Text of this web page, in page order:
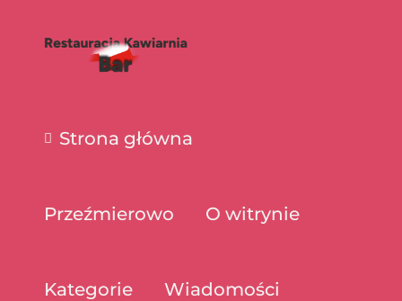
Strona główna
Przeźmierowo O witrynie
Kategorie Wiadomości